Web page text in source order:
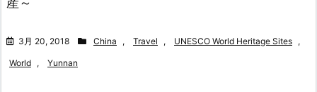
3月 20, 2018 China , Travel , UNESCO World Heritage Sites ,
World , Yunnan